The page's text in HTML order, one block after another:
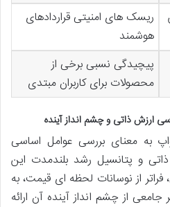
ریسک های امنیتی قراردادهای
هوشمند
پیچیدگی نسبی برخی از
محصولات برای کاربران مبتدی
ارزش ذاتی و چشم انداز آینده
به معنای بررسی عوامل اساسی
و پتانسیل رشد بلندمدت این
فراتر از نوسانات لحظه ای قیمت، به
از چشم انداز آینده آن ارائه